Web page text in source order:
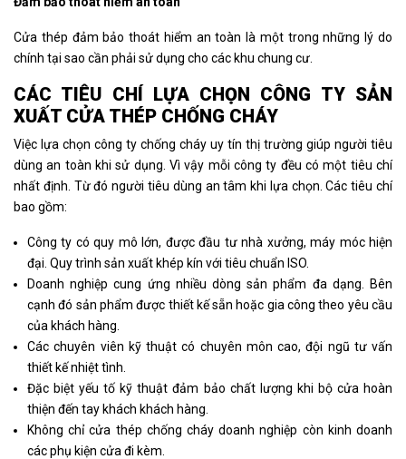
Cửa thép đảm bảo thoát hiểm an toàn là một trong những lý do
chính tại sao cần phải sử dụng cho các khu chung cư.
CÁC TIÊU CHÍ LỰA CHỌN CÔNG TY SẢN
XUẤT CỬA THÉP CHỐNG CHÁY
Việc lựa chọn công ty chống cháy uy tín thị trường giúp người tiêu
dùng an toàn khi sử dụng. Vì vậy mỗi công ty đều có một tiêu chí
nhất định. Từ đó người tiêu dùng an tâm khi lựa chọn. Các tiêu chí
bao gồm:
Công ty có quy mô lớn, được đầu tư nhà xưởng, máy móc hiện
đại. Quy trình sản xuất khép kín với tiêu chuẩn ISO.
Doanh nghiệp cung ứng nhiều dòng sản phẩm đa dạng. Bên
cạnh đó sản phẩm được thiết kế sẵn hoặc gia công theo yêu cầu
của khách hàng.
Các chuyên viên kỹ thuật có chuyên môn cao, đội ngũ tư vấn
thiết kế nhiệt tình.
Đặc biệt yếu tố kỹ thuật đảm bảo chất lượng khi bộ cửa hoàn
thiện đến tay khách khách hàng.
Không chỉ cửa thép chống cháy doanh nghiệp còn kinh doanh
các phụ kiện cửa đi kèm.